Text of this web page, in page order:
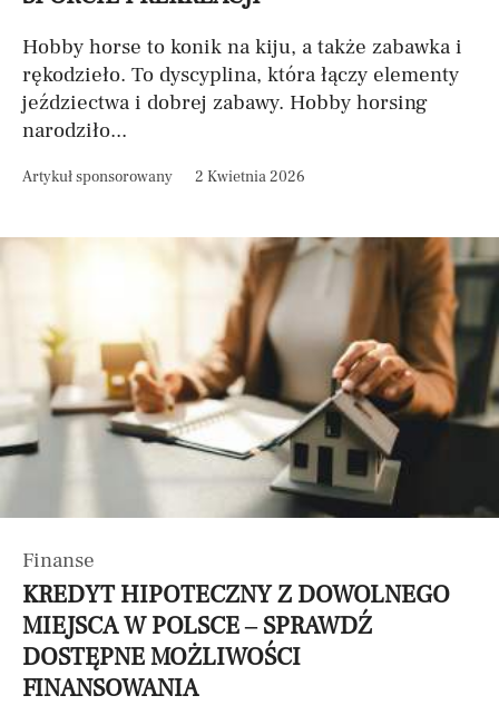
Hobby horse to konik na kiju, a także zabawka i
rękodzieło. To dyscyplina, która łączy elementy
jeździectwa i dobrej zabawy. Hobby horsing
narodziło...
Artykuł sponsorowany 2 Kwietnia 2026
Finanse
KREDYT HIPOTECZNY Z DOWOLNEGO
MIEJSCA W POLSCE – SPRAWDŹ
DOSTĘPNE MOŻLIWOŚCI
FINANSOWANIA